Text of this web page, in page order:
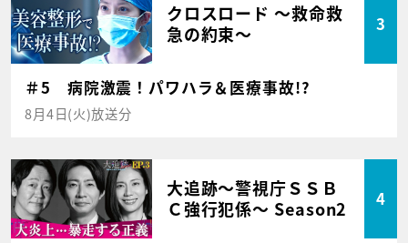
クロスロード ～救命救
急の約束～
3
＃5 病院激震！パワハラ＆医療事故!?
8月4日(火)放送分
大追跡～警視庁ＳＳＢ
Ｃ強行犯係～ Season2
4